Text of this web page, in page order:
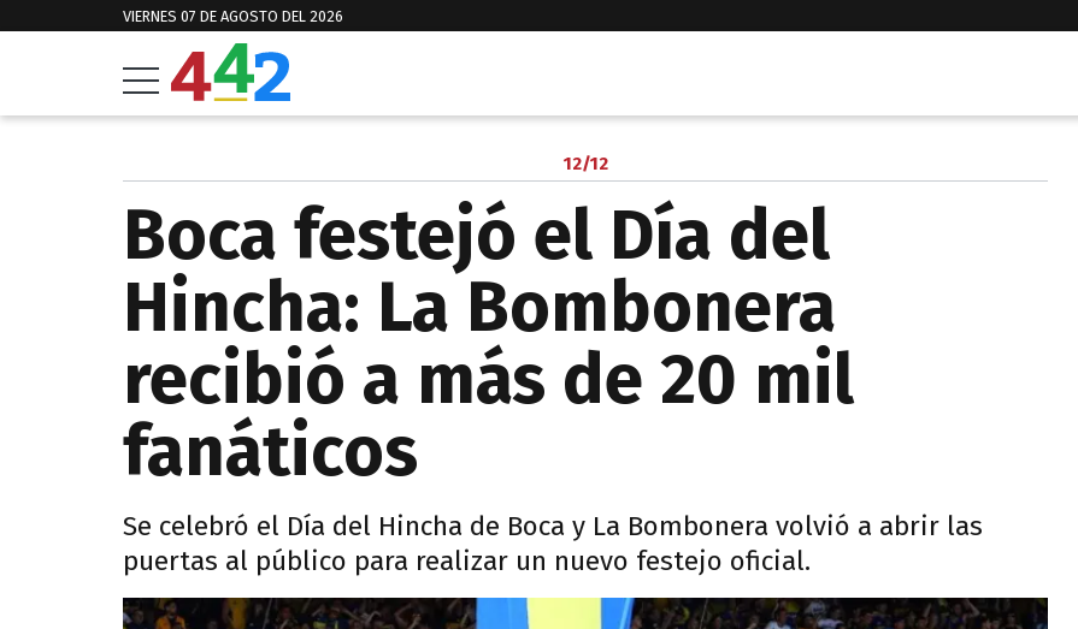
VIERNES 07 DE AGOSTO DEL 2026
12/12
Boca festejó el Día del
Hincha: La Bombonera
recibió a más de 20 mil
fanáticos
Se celebró el Día del Hincha de Boca y La Bombonera volvió a abrir las
puertas al público para realizar un nuevo festejo oficial.